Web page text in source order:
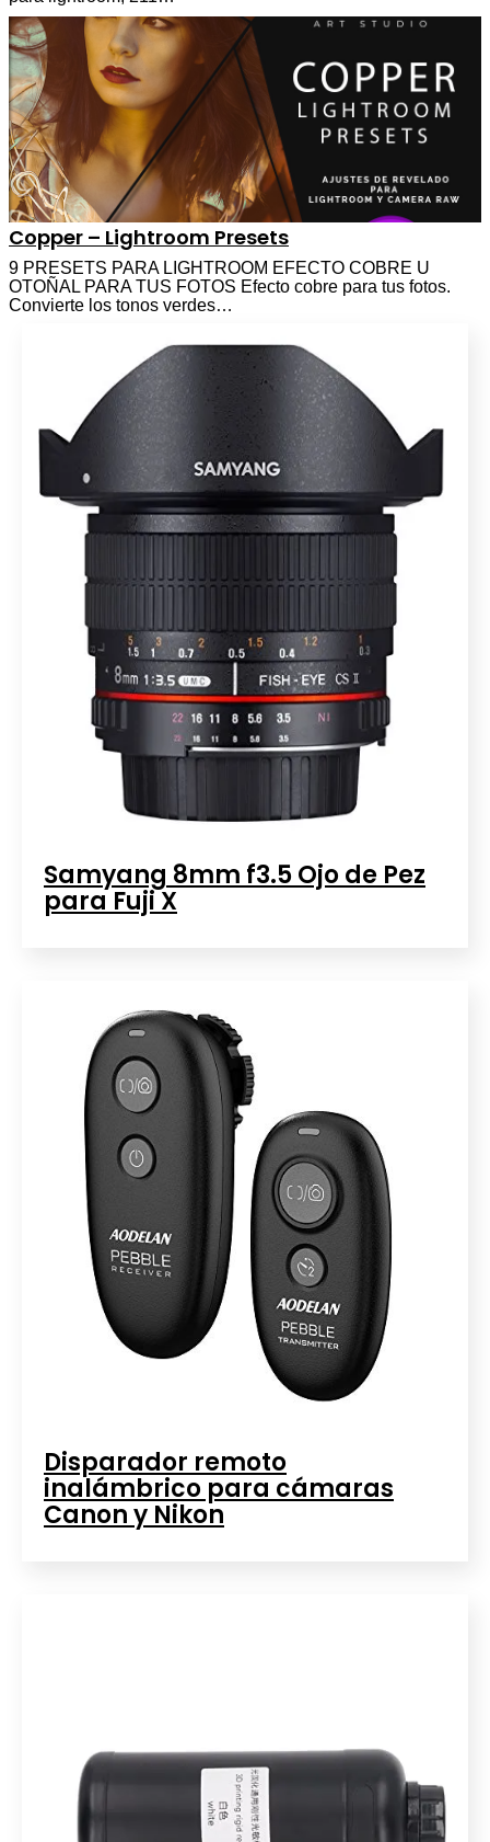
Copper – Lightroom Presets
9 PRESETS PARA LIGHTROOM EFECTO COBRE U
OTOÑAL PARA TUS FOTOS Efecto cobre para tus fotos.
Convierte los tonos verdes…
Samyang 8mm f3.5 Ojo de Pez
para Fuji X
Disparador remoto
inalámbrico para cámaras
Canon y Nikon